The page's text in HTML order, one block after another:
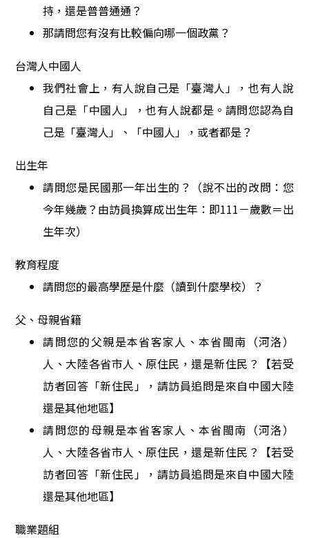
持，還是普普通通？
那請問您有沒有比較偏向哪一個政黨？
台灣人中國人
我們社會上，有人說自己是「臺灣人」，也有人說
自己是「中國人」，也有人說都是。請問您認為自
己是「臺灣人」、「中國人」，或者都是？
出生年
請問您是民國那一年出生的？（說不出的改問：您
今年幾歲？由訪員換算成出生年：即111－歲數＝出
生年次）
教育程度
請問您的最高學歷是什麼（讀到什麼學校）？
父、母親省籍
請問您的父親是本省客家人、本省閩南（河洛）
人、大陸各省市人、原住民，還是新住民？【若受
訪者回答「新住民」，請訪員追問是來自中國大陸
還是其他地區】
請問您的母親是本省客家人、本省閩南（河洛）
人、大陸各省市人、原住民，還是新住民？【若受
訪者回答「新住民」，請訪員追問是來自中國大陸
還是其他地區】
職業題組